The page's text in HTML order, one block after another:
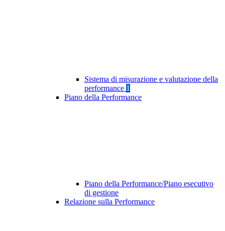
Sistema di misurazione e valutazione della
performance 1
Piano della Performance
Piano della Performance/Piano esecutivo
di gestione
Relazione sulla Performance